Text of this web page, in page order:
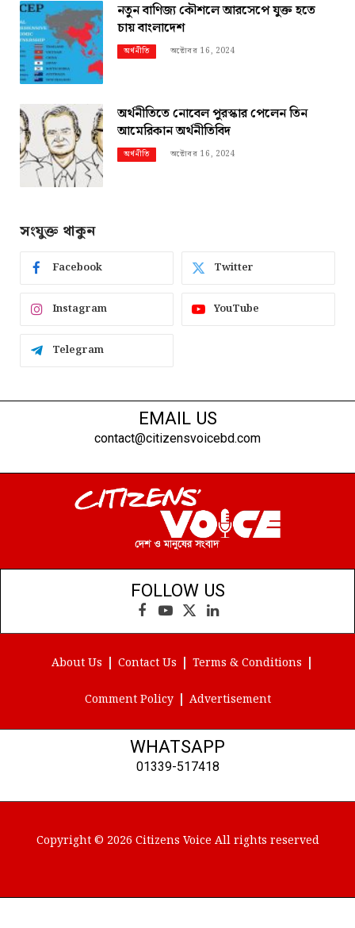
নতুন বাণিজ্য কৌশলে আরসেপে যুক্ত হতে
চায় বাংলাদেশ
অর্থনীতি অক্টোবর 16, 2024
অর্থনীতিতে নোবেল পুরস্কার পেলেন তিন
আমেরিকান অর্থনীতিবিদ
অর্থনীতি অক্টোবর 16, 2024
সংযুক্ত থাকুন
Facebook Twitter
Instagram YouTube
Telegram
EMAIL US
contact@citizensvoicebd.com
FOLLOW US
Facebook
YouTube
X
(Twitter)
LinkedIn
About Us Contact Us Terms & Conditions
Comment Policy Advertisement
WHATSAPP
01339-517418
Copyright © 2026 Citizens Voice All rights reserved